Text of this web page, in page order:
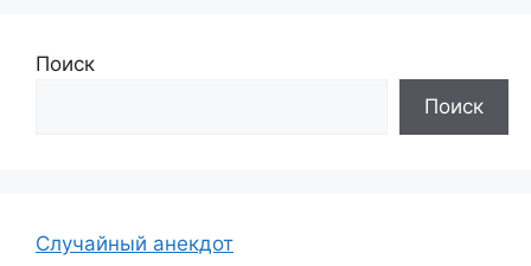
Поиск
Поиск
Случайный анекдот